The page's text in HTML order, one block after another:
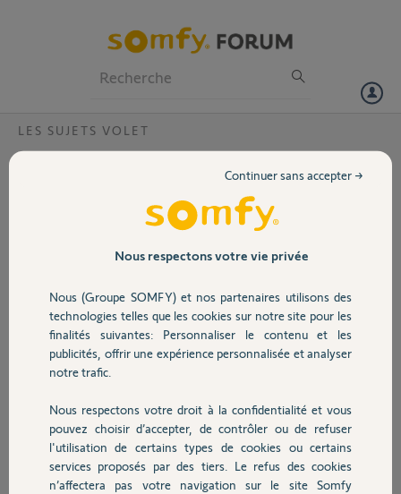
Volet
Sécurité
Domotique
Chauffage
Autres produits
LES SUJETS VOLET
Je n’arrive pas à associer mon kit de connectivité à HomeKit. J’ai le
réussir l’intégration de mon volet roulant à HomeKit. J’ai déjà fait de
tapant le code à 8 chiffres.
Mon code pin : 2120-4217-6585
Pouvez-vous m’aider ?
Merci,
Domnique
il y a environ 2 mois
Participer au fil de discussion
Nous respectons votre vie privée
Nous (Groupe SOMFY) et nos partenaires utilisons des
technologies telles que les cookies sur notre site pour les
finalités suivantes: Personnaliser le contenu et les
publicités, offrir une expérience personnalisée et analyser
notre trafic.
Nous respectons votre droit à la confidentialité et vous
pouvez choisir d’accepter, de contrôler ou de refuser
l'utilisation de certains types de cookies ou certains
services proposés par des tiers. Le refus des cookies
n’affectera pas votre navigation sur le site Somfy
Continuer sans accepter →